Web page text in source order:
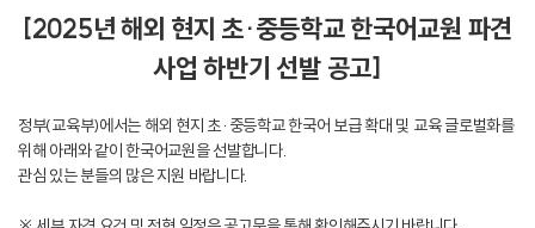
[2025년 해외 현지 초·중등학교 한국어교원 파견
사업 하반기 선발 공고]
정부(교육부)에서는 해외 현지 초·중등학교 한국어 보급 확대 및 교육 글로벌화를
위해 아래와 같이 한국어교원을 선발합니다.
관심 있는 분들의 많은 지원 바랍니다.